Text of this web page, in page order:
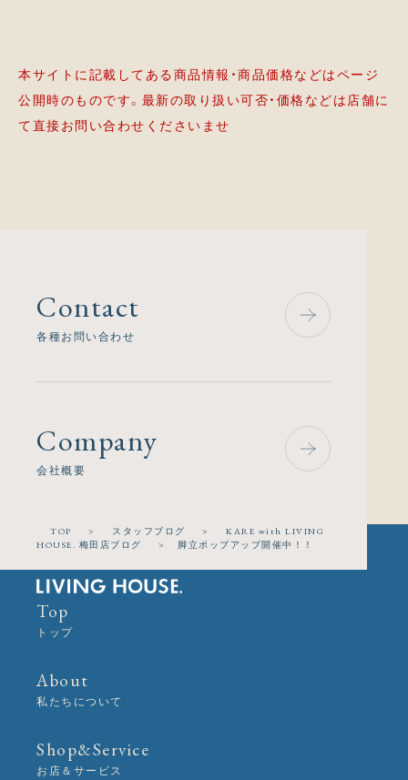
本サイトに記載してある商品情報・商品価格などはページ
公開時のものです。最新の取り扱い可否・価格などは店舗に
て直接お問い合わせくださいませ
Contact
各種お問い合わせ
Company
会社概要
TOP > スタッフブログ >
KARE with LIVING
HOUSE. 梅田店ブログ
> 脚立ポップアップ開催中！！
Top
トップ
About
私たちについて
Shop&Service
お店＆サービス